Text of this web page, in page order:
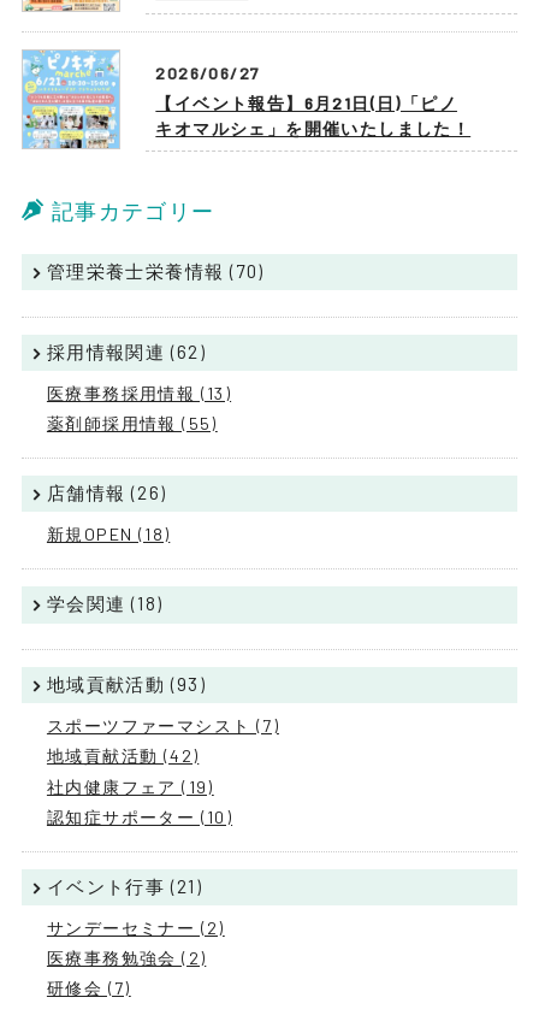
2026/06/27
【イベント報告】6月21日(日)「ピノ
キオマルシェ」を開催いたしました！
記事カテゴリー
管理栄養士栄養情報 (70)
採用情報関連 (62)
医療事務採用情報 (13)
薬剤師採用情報 (55)
店舗情報 (26)
新規OPEN (18)
学会関連 (18)
地域貢献活動 (93)
スポーツファーマシスト (7)
地域貢献活動 (42)
社内健康フェア (19)
認知症サポーター (10)
イベント行事 (21)
サンデーセミナー (2)
医療事務勉強会 (2)
研修会 (7)